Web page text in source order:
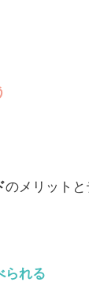
のメリット
られる